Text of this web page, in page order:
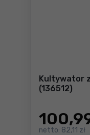
Kultywator
(136512)
100
netto: 82,11 zł